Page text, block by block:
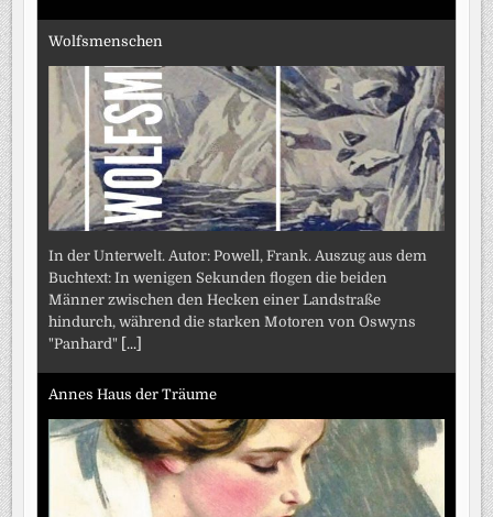
Wolfsmenschen
In der Unterwelt. Autor: Powell, Frank. Auszug aus dem
Buchtext: In wenigen Sekunden flogen die beiden
Männer zwischen den Hecken einer Landstraße
hindurch, während die starken Motoren von Oswyns
"Panhard" [...]
Annes Haus der Träume